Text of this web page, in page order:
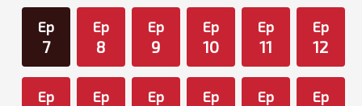
Ep
7
Ep
8
Ep
9
Ep
10
Ep
11
Ep
12
Ep Ep Ep Ep Ep Ep